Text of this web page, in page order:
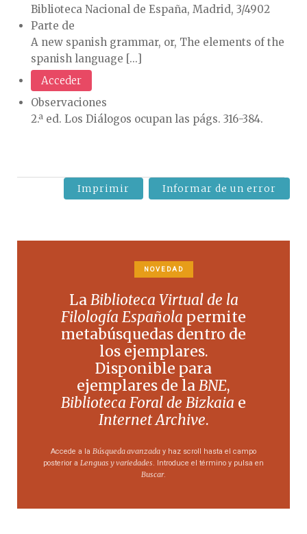
Biblioteca Nacional de España, Madrid, 3/4902
Parte de
A new spanish grammar, or, The elements of the
spanish language [...]
Acceder
Observaciones
2.ª ed. Los Diálogos ocupan las págs. 316-384.
Imprimir Informar de un error
NOVEDAD
LaBiblioteca Virtual de la
Filología Española permite
metabúsquedas dentro de
los ejemplares.
Disponible para
ejemplares de laBNE,
Biblioteca Foral de Bizkaia e
Internet Archive.
Accede a la Búsqueda avanzada y haz scroll hasta el campo
posterior a Lenguas y variedades . Introduce el término y pulsa en
Buscar.